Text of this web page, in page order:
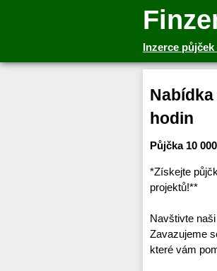
Inzerce půjček
hodin
Půjčka 10
*Získejte
projektů!**
Navštivte
Zavazujeme
které vám